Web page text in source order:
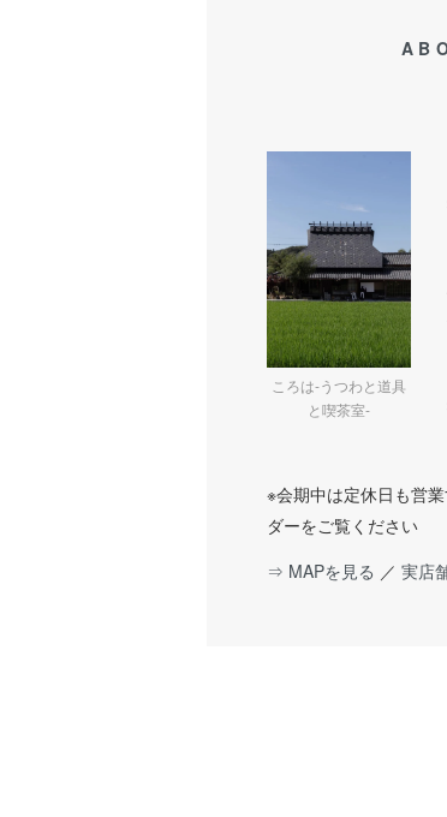
ころは-うつわと道具
と喫茶室-
※会期中は定休日も営
ダーをご覧ください
⇒ MAPを見る ／ 実店